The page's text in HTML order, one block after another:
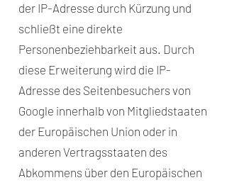
der IP-Adresse durch Kürzung und
schließt eine direkte
Personenbeziehbarkeit aus. Durch
diese Erweiterung wird die IP-
Adresse des Seitenbesuchers von
Google innerhalb von Mitgliedstaaten
der Europäischen Union oder in
anderen Vertragsstaaten des
Abkommens über den Europäischen